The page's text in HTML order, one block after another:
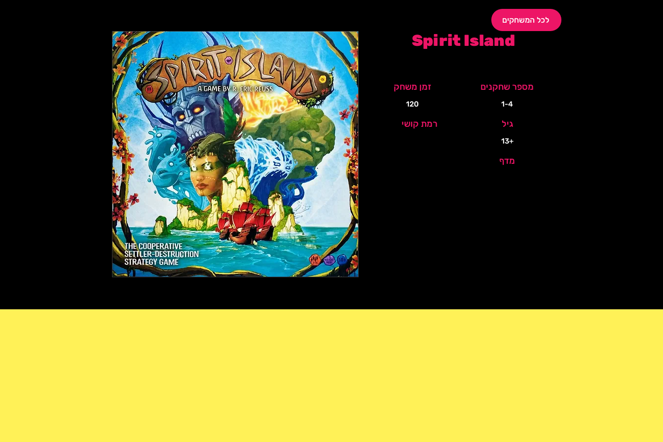
Spirit Island
מספר שחקנים
1-4
זמן משחק
120
גיל
+13
רמת קושי
מדף
לכל המשחקים